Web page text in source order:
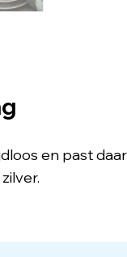
en past